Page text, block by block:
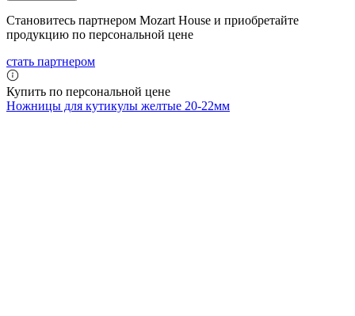
Становитесь партнером Mozart House и приобретайте
продукцию по персональной цене
стать партнером
Купить по персональной цене
Ножницы для кутикулы желтые 20-22мм